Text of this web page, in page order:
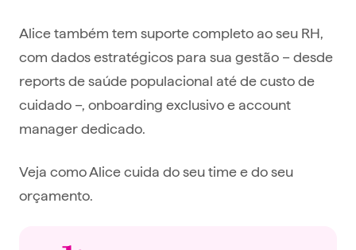
Alice também tem suporte completo ao seu RH,
com dados estratégicos para sua gestão – desde
reports de saúde populacional até de custo de
cuidado –, onboarding exclusivo e account
manager dedicado.
Veja como Alice cuida do seu time e do seu
orçamento.